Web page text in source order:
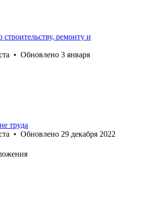
ремонту и
• Обновлено 3 января
труда
• Обновлено 29 декабря 2022